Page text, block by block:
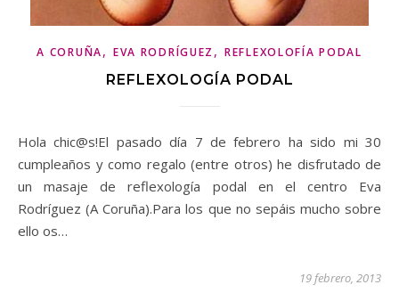
A CORUÑA, EVA RODRÍGUEZ ,REFLEXOLOFÍA PODAL
REFLEXOLOGÍA PODAL
Hola chic@s!El pasado día 7 de febrero ha sido mi 30
cumpleaños y como regalo (entre otros) he disfrutado de
un masaje de reflexología podal en el centro Eva
Rodríguez (A Coruña).Para los que no sepáis mucho sobre
ello os…
19 febrero, 2013